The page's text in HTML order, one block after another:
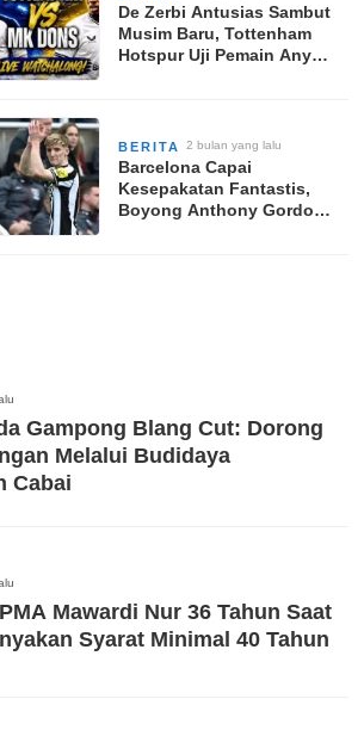
De Zerbi Antusias Sambut
Musim Baru, Tottenham
Hotspur Uji Pemain Anyar
BERITA 2 bulan yang lalu
Barcelona Capai
Kesepakatan Fantastis,
Boyong Anthony Gordon
Gampong Blang Cut: Dorong
Melalui Budidaya
Cabai
Mawardi Nur 36 Tahun Saat
Syarat Minimal 40 Tahun